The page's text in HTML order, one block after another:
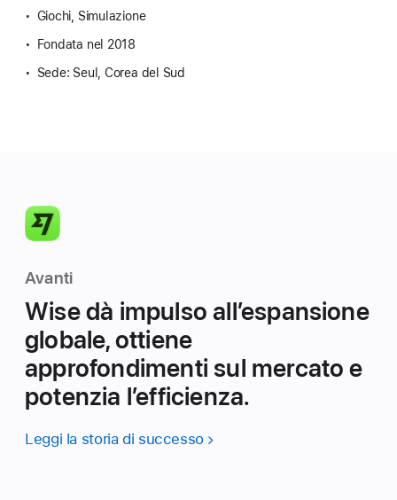
Giochi, Simulazione
Fondata nel 2018
Sede: Seul, Corea del Sud
Avanti
Wise dà impulso all’espansione
globale, ottiene
approfondimenti sul mercato e
potenzia l’efficienza.
Leggi la storia di successo